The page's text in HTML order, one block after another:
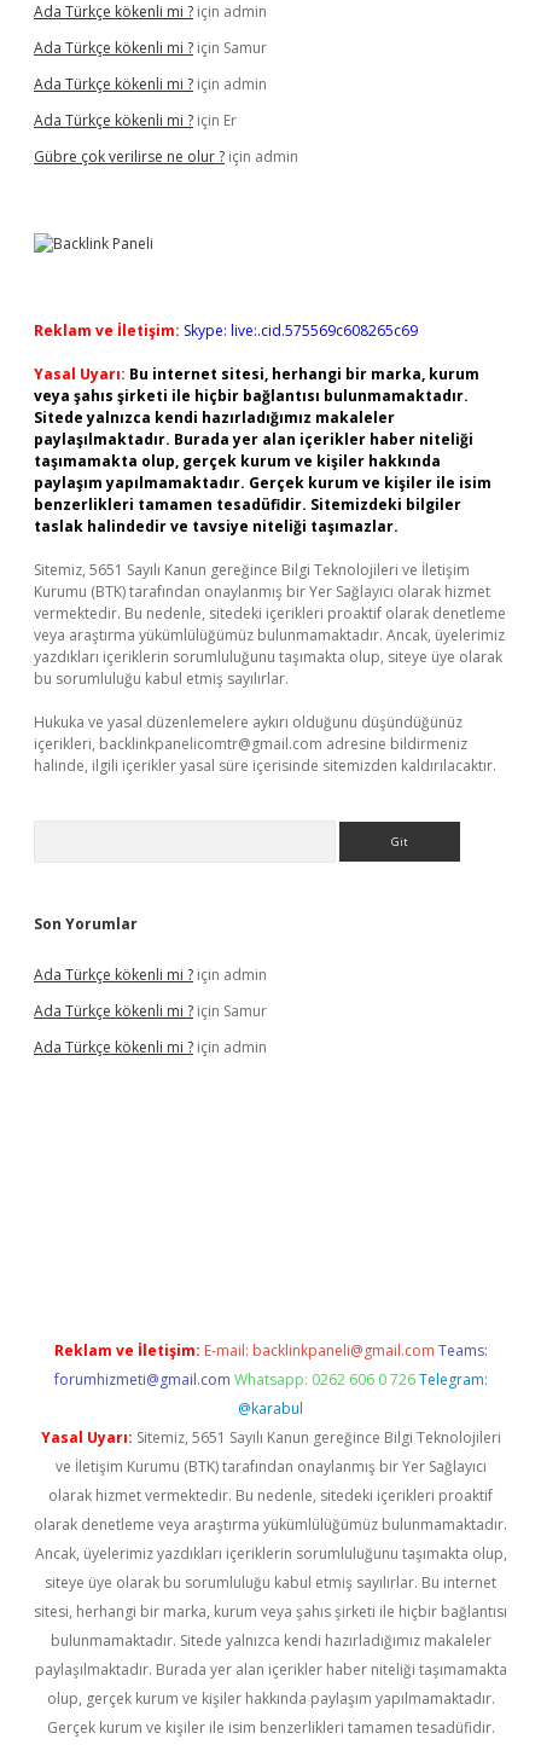
Ada Türkçe kökenli mi ? için admin
Ada Türkçe kökenli mi ? için Samur
Ada Türkçe kökenli mi ? için admin
Ada Türkçe kökenli mi ? için Er
Gübre çok verilirse ne olur ? için admin
Reklam ve İletişim: Skype: live:.cid.575569c608265c69
Yasal Uyarı: Bu internet sitesi, herhangi bir marka, kurum
veya şahıs şirketi ile hiçbir bağlantısı bulunmamaktadır.
Sitede yalnızca kendi hazırladığımız makaleler
paylaşılmaktadır. Burada yer alan içerikler haber niteliği
taşımamakta olup, gerçek kurum ve kişiler hakkında
paylaşım yapılmamaktadır. Gerçek kurum ve kişiler ile isim
benzerlikleri tamamen tesadüfidir. Sitemizdeki bilgiler
taslak halindedir ve tavsiye niteliği taşımazlar.
Sitemiz, 5651 Sayılı Kanun gereğince Bilgi Teknolojileri ve İletişim
Kurumu (BTK) tarafından onaylanmış bir Yer Sağlayıcı olarak hizmet
vermektedir. Bu nedenle, sitedeki içerikleri proaktif olarak denetleme
veya araştırma yükümlülüğümüz bulunmamaktadır. Ancak, üyelerimiz
yazdıkları içeriklerin sorumluluğunu taşımakta olup, siteye üye olarak
bu sorumluluğu kabul etmiş sayılırlar.
Hukuka ve yasal düzenlemelere aykırı olduğunu düşündüğünüz
içerikleri, backlinkpanelicomtr@gmail.com adresine bildirmeniz
halinde, ilgili içerikler yasal süre içerisinde sitemizden kaldırılacaktır.
Son Yorumlar
Ada Türkçe kökenli mi ? için admin
Ada Türkçe kökenli mi ? için Samur
Ada Türkçe kökenli mi ? için admin
Reklam ve İletişim: E-mail: backlinkpaneli@gmail.com Teams:
forumhizmeti@gmail.com Whatsapp: 0262 606 0 726 Telegram:
@karabul
Yasal Uyarı: Sitemiz, 5651 Sayılı Kanun gereğince Bilgi Teknolojileri
ve İletişim Kurumu (BTK) tarafından onaylanmış bir Yer Sağlayıcı
olarak hizmet vermektedir. Bu nedenle, sitedeki içerikleri proaktif
olarak denetleme veya araştırma yükümlülüğümüz bulunmamaktadır.
Ancak, üyelerimiz yazdıkları içeriklerin sorumluluğunu taşımakta olup,
siteye üye olarak bu sorumluluğu kabul etmiş sayılırlar. Bu internet
sitesi, herhangi bir marka, kurum veya şahıs şirketi ile hiçbir bağlantısı
bulunmamaktadır. Sitede yalnızca kendi hazırladığımız makaleler
paylaşılmaktadır. Burada yer alan içerikler haber niteliği taşımamakta
olup, gerçek kurum ve kişiler hakkında paylaşım yapılmamaktadır.
Gerçek kurum ve kişiler ile isim benzerlikleri tamamen tesadüfidir.